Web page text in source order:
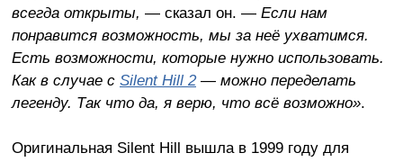
всегда открыты, — сказал он. — Если нам
понравится возможность, мы за неё ухватимся.
Есть возможности, которые нужно использовать.
Как в случае с Silent Hill 2— можно переделать
легенду. Так что да, я верю, что всё возможно».
Оригинальная Silent Hill вышла в 1999 году для